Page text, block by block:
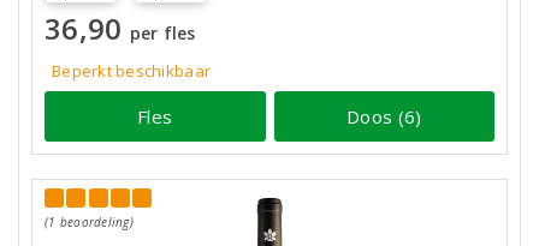
36,90 per fles
Beperkt beschikbaar
Fles Doos (6)
(1 beoordeling)